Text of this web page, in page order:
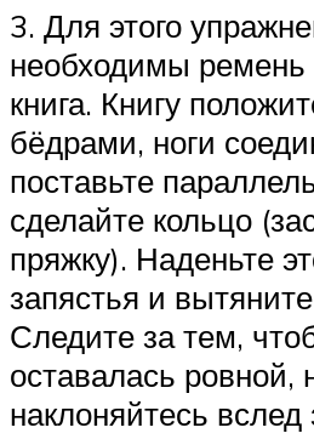
3. Для этого
необходимы ремень
книга. Книгу
бёдрами, ноги
поставьте
сделайте кольцо
пряжку). Наденьте
запястья и
Следите за тем,
оставалась ровной,
наклоняйтесь